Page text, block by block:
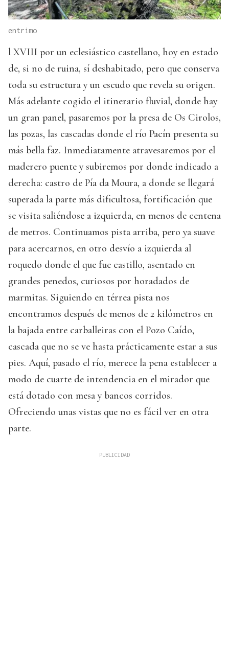
entrimo
l XVIII por un eclesiástico castellano, hoy en estado
de, si no de ruina, sí deshabitado, pero que conserva
toda su estructura y un escudo que revela su origen.
Más adelante cogido el itinerario fluvial, donde hay
un gran panel, pasaremos por la presa de Os Cirolos,
las pozas, las cascadas donde el río Pacín presenta su
más bella faz. Inmediatamente atravesaremos por el
maderero puente y subiremos por donde indicado a
derecha: castro de Pía da Moura, a donde se llegará
superada la parte más dificultosa, fortificación que
se visita saliéndose a izquierda, en menos de centena
de metros. Continuamos pista arriba, pero ya suave
para acercarnos, en otro desvío a izquierda al
roquedo donde el que fue castillo, asentado en
grandes penedos, curiosos por horadados de
marmitas. Siguiendo en térrea pista nos
encontramos después de menos de 2 kilómetros en
la bajada entre carballeiras con el Pozo Caído,
cascada que no se ve hasta prácticamente estar a sus
pies. Aquí, pasado el río, merece la pena establecer a
modo de cuarte de intendencia en el mirador que
está dotado con mesa y bancos corridos.
Ofreciendo unas vistas que no es fácil ver en otra
parte.